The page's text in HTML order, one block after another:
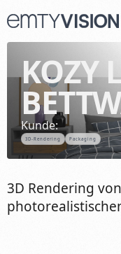
KOZY
Kunde:
3D-Rendering Packaging
3D Rendering